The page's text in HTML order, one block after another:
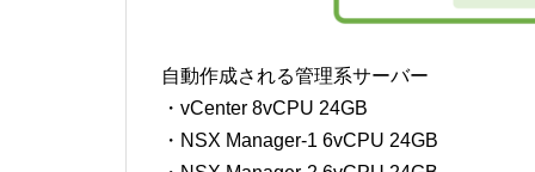
自動作成される管理系サーバー
・vCenter 8vCPU 24GB
・NSX Manager-1 6vCPU 24GB